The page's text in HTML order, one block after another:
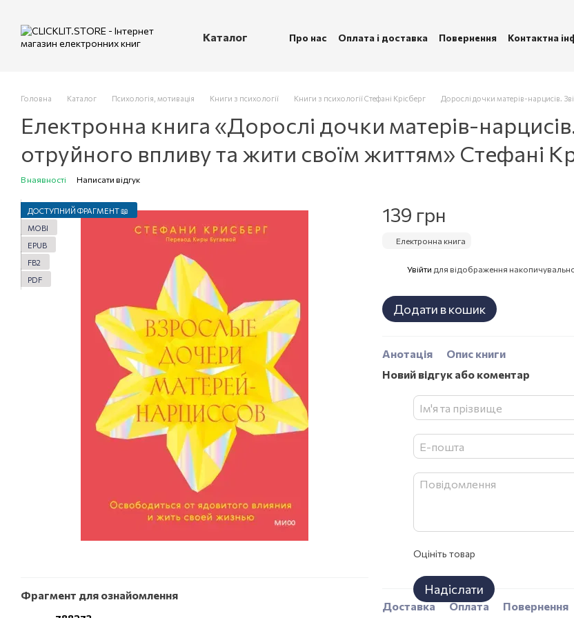
Каталог Про нас Оплата і доставка Повернення
Контактна
Головна Каталог Психологія, мотивація Книги з психології Книги з психології Стефані Крісберг Дорослі дочки матерів-нарцисів.
Електронна книга «Дорослі дочки матерів-
отруйного впливу та жити своїм життям» Стефані
В наявності Написати відгук
ДОСТУПНИЙ ФРАГМЕНТ 📖
MOBI
EPUB
FB2
PDF
Фрагмент для ознайомлення
139 грн
Електронна книга
Увійти для відображення
Додати в кошик
Анотація
Опис книги
Новий відгук або коментар
Оцініть товар
Надіслати
Доставка Оплата Повернення